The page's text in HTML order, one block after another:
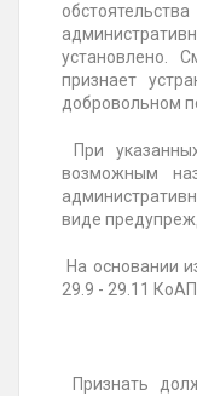
установлено.
признает
добровольном
При
возможным
виде
На основании
29.9 - 29.11
Признать